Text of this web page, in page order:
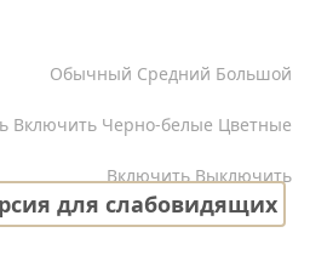
Обычный Средний Большой
Включить Черно-белые Цветные
Включить Выключить
для слабовидящих